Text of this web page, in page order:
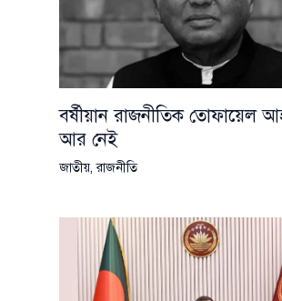
বর্ষীয়ান রাজনীতিক তোফায়েল
আর নেই
জাতীয়,রাজনীতি